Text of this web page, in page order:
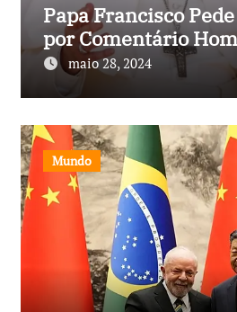
Papa Francisco
por Comentário
maio 28, 2024
Mundo